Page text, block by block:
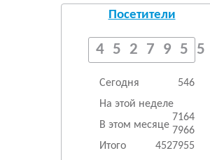
Посетители
4527955
Сегодня
546
На этой неделе
7164
В этом месяце 7966
Итого
4527955